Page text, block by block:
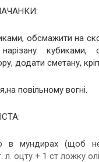
обсмажити на
кубиками,
додати сметану,
повільному вогні.
в мундирах (щоб
оцту + 1 ст ложку